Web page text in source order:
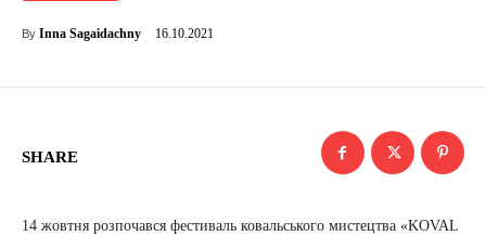
By Inna Sagaidachny 16.10.2021
SHARE
14 жовтня розпочався фестиваль ковальського мистецтва «KOVAL